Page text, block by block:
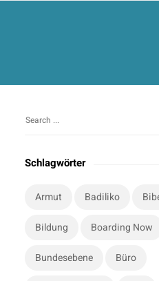
S
t
S
a
Schlagwörter
Armut Badiliko
Bildung Boarding Now
Bundesebene Büro